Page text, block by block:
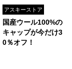
アスキーストア
国産ウール100%の
キャップが今だけ3
0％オフ！